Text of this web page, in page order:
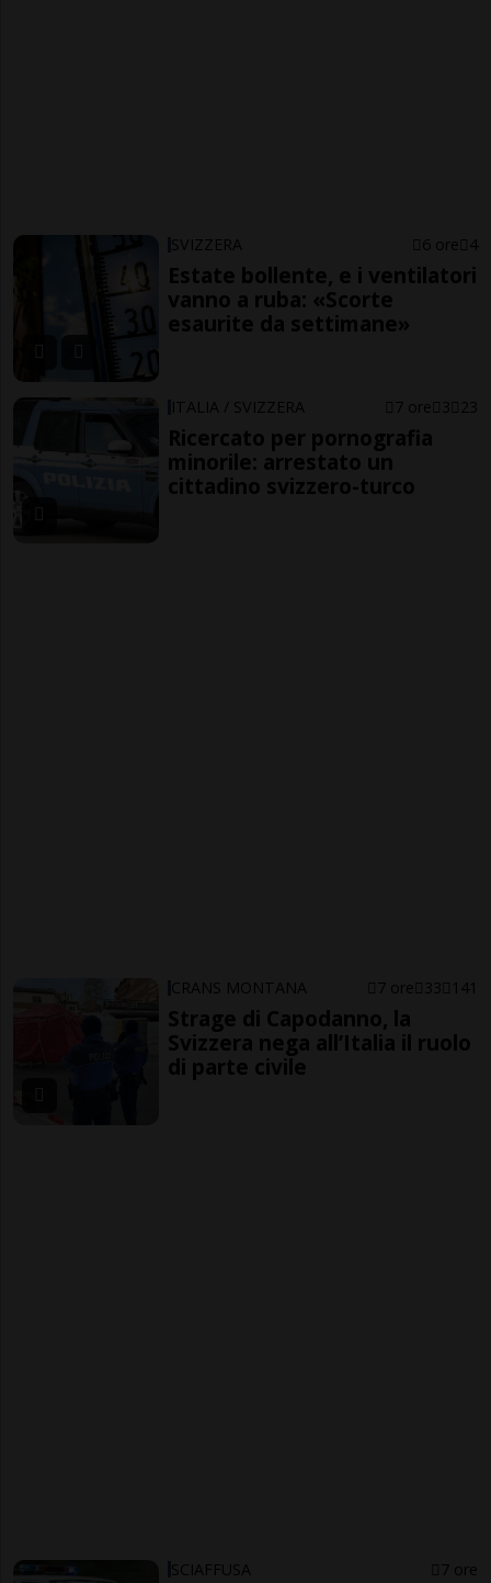
SVIZZERA 6 ore 4
Estate bollente, e i ventilatori
vanno a ruba: «Scorte
esaurite da settimane»
ITALIA / SVIZZERA 7 ore 3 23
Ricercato per pornografia
minorile: arrestato un
cittadino svizzero-turco
CRANS MONTANA 7 ore 33 141
Strage di Capodanno, la
Svizzera nega all’Italia il ruolo
di parte civile
SCIAFFUSA 7 ore